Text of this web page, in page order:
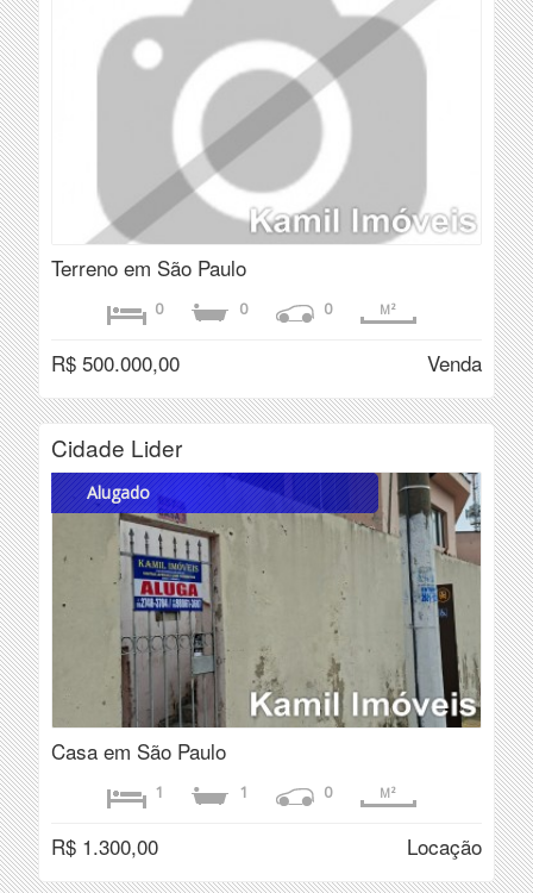
Terreno em São Paulo
0 0 0 M²
R$ 500.000,00 Venda
Cidade Lider
Alugado
Casa em São Paulo
1 1 0 M²
R$ 1.300,00 Locação